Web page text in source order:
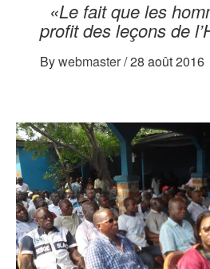
«Le fait que les
profit des leçons de
Bywebmaster/28 août 2016